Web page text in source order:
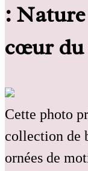
: Nature
cœur du
Cette photo
collection de
ornées de